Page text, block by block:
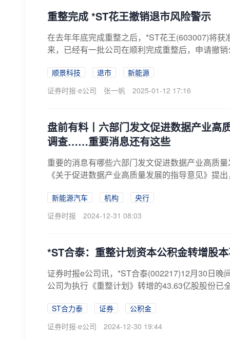
重整完成 *ST花王撤销退市风险警示
在去年年底完成重整之后，*ST花王(603007)将
来，已经有一批公司在顺利完成重整后，申请撤
顺景科技 退市
新能源
证券时报·e公司
张一帆 2025-01-12 17:16
盘前有料丨六部门发文促进数据产业高
调查……重要消息还有这些
重要的消息有哪些六部门发文促进数据产业高质
《关于促进数据产业高质量发展的指导意见》提
新能源汽车 机构
央行
证券时报
2024-12-31 08:03
*ST合泰：重整计划资本公积金转增股
证券时报e公司讯，*ST合泰(002217)12月30日
公司为执行《重整计划》转增的43.63亿股股份已
ST合力泰 证券
公积金
证券时报·e公司
2024-12-30 19:44